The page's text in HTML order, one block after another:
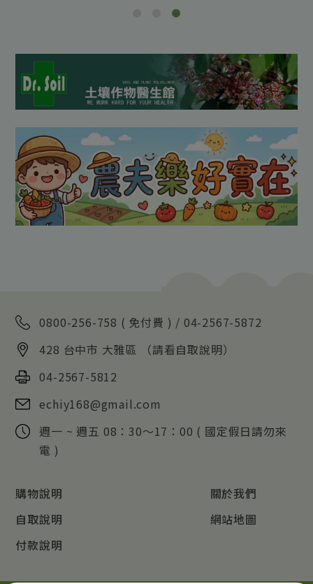
0800-256-758 ( 免付費 ) / 04-2567-5872
428 台中市 大雅區
（請看自取說明）
04-2567-5812
echiy168@gmail.com
週一 ~ 週五 08：30～17：00 ( 國定假日請勿來
電 )
購物說明
自取說明
付款說明
關於我們
網站地圖